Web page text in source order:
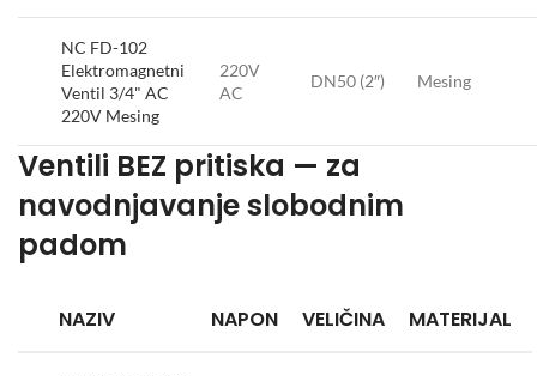
NC FD-102
Elektromagnetni
Ventil 3/4" AC
220V Mesing
220V
AC
DN50 (2″) Mesing
Ventili BEZ pritiska — za
navodnjavanje slobodnim
padom
NAZIV NAPON VELIČINA MATERIJAL